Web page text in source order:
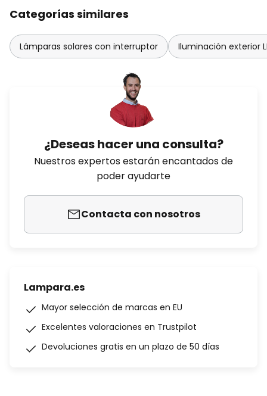
Categorías similares
Lámparas solares con interruptor Iluminación exterior
¿Deseas hacer una consulta?
Nuestros expertos estarán encantados de
poder ayudarte
Contacta con nosotros
Lampara.es
Mayor selección de marcas en EU
Excelentes valoraciones en Trustpilot
Devoluciones gratis en un plazo de 50 días